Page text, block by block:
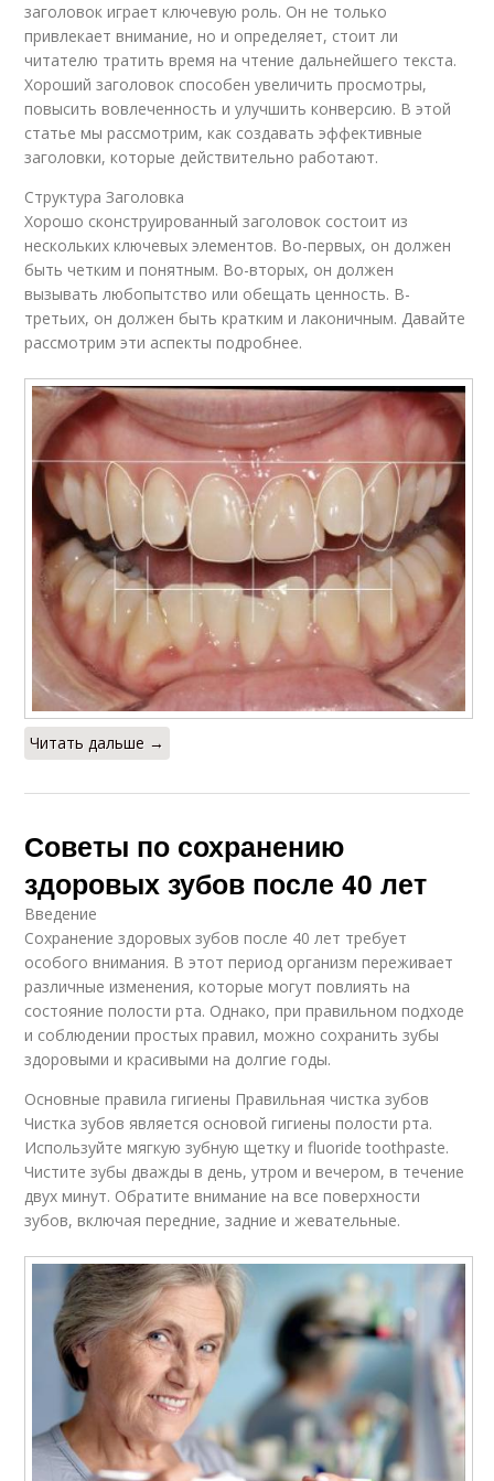
заголовок играет ключевую роль. Он не только
привлекает внимание, но и определяет, стоит ли
читателю тратить время на чтение дальнейшего текста.
Хороший заголовок способен увеличить просмотры,
повысить вовлеченность и улучшить конверсию. В этой
статье мы рассмотрим, как создавать эффективные
заголовки, которые действительно работают.
Структура Заголовка
Хорошо сконструированный заголовок состоит из
нескольких ключевых элементов. Во-первых, он должен
быть четким и понятным. Во-вторых, он должен
вызывать любопытство или обещать ценность. В-
третьих, он должен быть кратким и лаконичным. Давайте
рассмотрим эти аспекты подробнее.
Читать дальше →
Советы по сохранению
здоровых зубов после 40 лет
Введение
Сохранение здоровых зубов после 40 лет требует
особого внимания. В этот период организм переживает
различные изменения, которые могут повлиять на
состояние полости рта. Однако, при правильном подходе
и соблюдении простых правил, можно сохранить зубы
здоровыми и красивыми на долгие годы.
Основные правила гигиены Правильная чистка зубов
Чистка зубов является основой гигиены полости рта.
Используйте мягкую зубную щетку и fluoride toothpaste.
Чистите зубы дважды в день, утром и вечером, в течение
двух минут. Обратите внимание на все поверхности
зубов, включая передние, задние и жевательные.